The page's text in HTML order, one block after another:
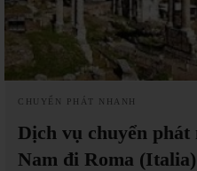
CHUYỂN PHÁT NHANH
Dịch vụ chuyển phát
Nam đi Roma